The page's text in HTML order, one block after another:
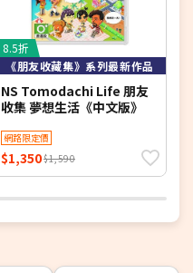
8.5折
《朋友收藏集》系列最新作品
NS Tomodachi Life 朋友
收集 夢想生活《中文版》
網路限定價
$1,350$1,590